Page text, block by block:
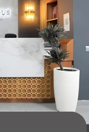
күтілетін
оңтайлы
қолайлы әдіс
жасалады.
жағдайда
клиника
Нақты
күндізгі